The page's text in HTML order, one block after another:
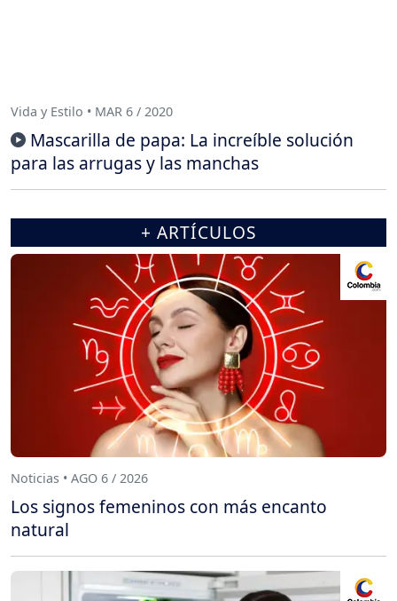
Vida y Estilo • MAR 6 / 2020
Mascarilla de papa: La increíble solución
para las arrugas y las manchas
+ ARTÍCULOS
Noticias • AGO 6 / 2026
Los signos femeninos con más encanto
natural